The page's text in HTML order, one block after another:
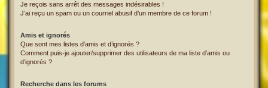
Je reçois sans arrêt des messages indésirables !
J’ai reçu un spam ou un courriel abusif d’un membre de ce forum !
Amis et ignorés
Que sont mes listes d’amis et d’ignorés ?
Comment puis-je ajouter/supprimer des utilisateurs de ma liste d’amis ou
d’ignorés ?
Recherche dans les forums